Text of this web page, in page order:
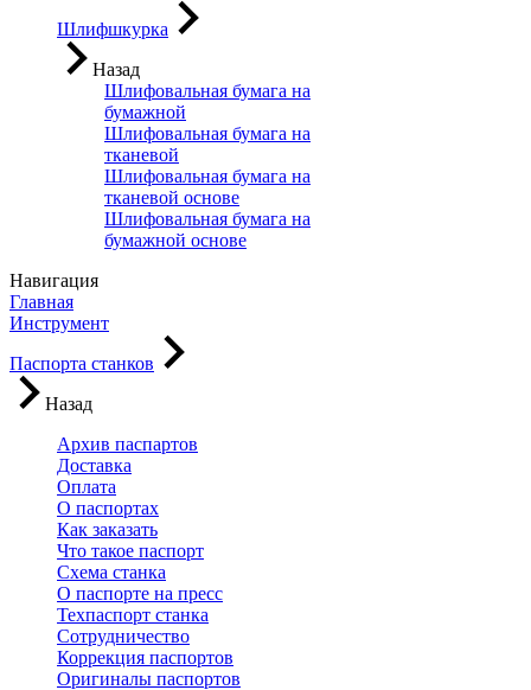
Шлифшкурка
Назад
Шлифовальная бумага на
бумажной
Шлифовальная бумага на
тканевой
Шлифовальная бумага на
тканевой основе
Шлифовальная бумага на
бумажной основе
Навигация
Главная
Инструмент
Паспорта станков
Назад
Архив паспартов
Доставка
Оплата
О паспортах
Как заказать
Что такое паспорт
Схема станка
О паспорте на пресс
Техпаспорт станка
Сотрудничество
Коррекция паспортов
Оригиналы паспортов